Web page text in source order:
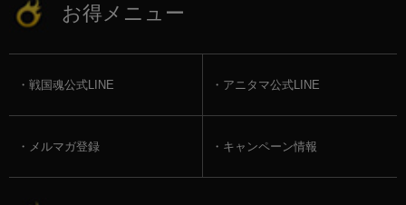
お得メニュー
戦国魂公式LINE アニタマ公式LINE
メルマガ登録 キャンペーン情報